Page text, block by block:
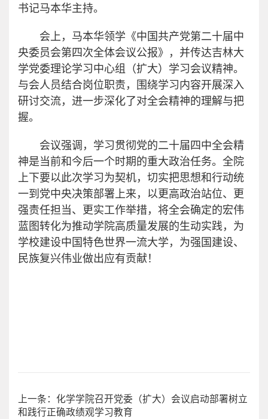
书记马本华主持。
会上，马本华领学《中国共产党第二十届中
央委员会第四次全体会议公报》，并传达吉林大
学党委理论学习中心组（扩大）学习会议精神。
与会人员结合岗位职责，围绕学习内容开展深入
研讨交流，进一步深化了对全会精神的理解与把
握。
会议强调，学习贯彻党的二十届四中全会精
神是当前和今后一个时期的重大政治任务。全院
上下要以此次学习为契机，切实把思想和行动统
一到党中央决策部署上来，以更高政治站位、更
强责任担当、更实工作举措，将全会确定的宏伟
蓝图转化为推动学院高质量发展的生动实践，为
学校建设中国特色世界一流大学，为强国建设、
民族复兴伟业做出应有贡献！
上一条：化学学院召开党委（扩大）会议启动部署树立
和践行正确政绩观学习教育